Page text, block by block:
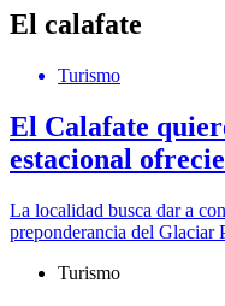
El calafate
Turismo
El Calafate
estacional
La localidad busca dar a
preponderancia del Glaciar
Turismo